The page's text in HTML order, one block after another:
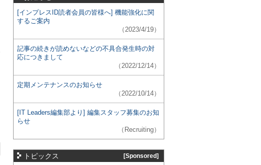
[インプレスID読者会員の皆様へ] 機能強化に関
するご案内
（2023/4/19）
記事の続きが読めないなどの不具合発生時の対
応につきまして
（2022/12/14）
定期メンテナンスのお知らせ
（2022/10/14）
[IT Leaders編集部より] 編集スタッフ募集のお知
らせ
（Recruiting）
トピックス [Sponsored]